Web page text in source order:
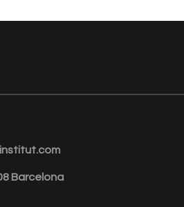
Barcelona